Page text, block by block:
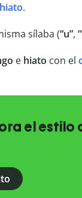
hiato.
sílaba (“u”,
e hiato con el
el estilo